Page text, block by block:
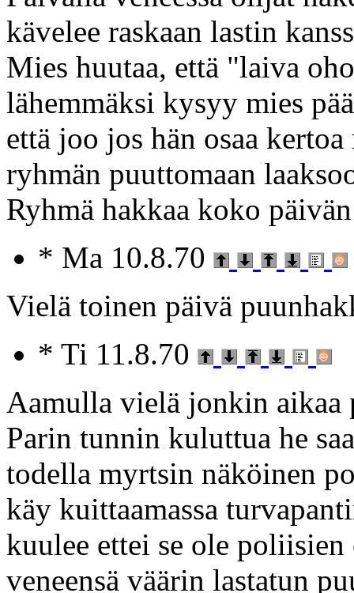
kävelee raskaan lastin
Mies huutaa, että "laiva
lähemmäksi kysyy mies
että joo jos hän osaa
ryhmän puuttomaan
Ryhmä hakkaa koko
* Ma 10.8.70
Vielä toinen päivä
* Ti 11.8.70
Aamulla vielä jonkin
Parin tunnin kuluttua he
todella myrtsin näköinen
käy kuittaamassa
kuulee ettei se ole
veneensä väärin lastatun